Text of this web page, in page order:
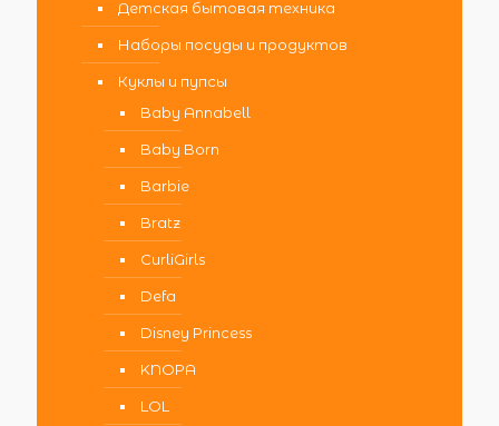
Детская бытовая техника
Наборы посуды и продуктов
Куклы и пупсы
Baby Annabell
Baby Born
Barbie
Bratz
CurliGirls
Defa
Disney Princess
KNOPA
LOL